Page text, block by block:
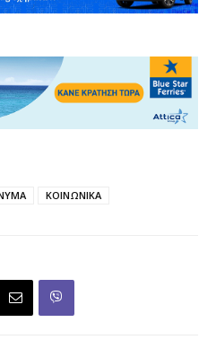
ΚΟΙΝΩΝΙΚΑ